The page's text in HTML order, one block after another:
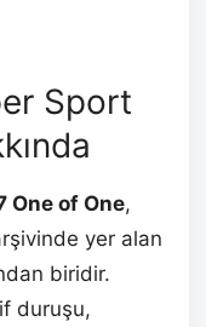
Sport
One of One,
yer alan
biridir.
duruşu,